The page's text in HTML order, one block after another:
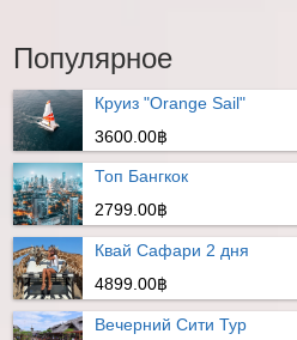
Популярное
Круиз "Orange Sail"
3600.00฿
Топ Бангкок
2799.00฿
Квай Сафари 2 дня
4899.00฿
Вечерний Сити Тур